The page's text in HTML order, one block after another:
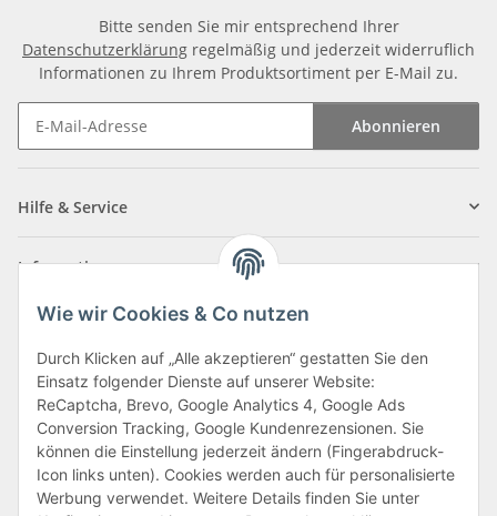
Wie wir Cookies & Co nutzen
Durch Klicken auf „Alle akzeptieren“ gestatten Sie den
Einsatz folgender Dienste auf unserer Website:
ReCaptcha, Brevo, Google Analytics 4, Google Ads
Conversion Tracking, Google Kundenrezensionen. Sie
können die Einstellung jederzeit ändern (Fingerabdruck-
Icon links unten). Cookies werden auch für personalisierte
Werbung verwendet. Weitere Details finden Sie unter
Bitte senden Sie mir entsprechend Ihrer
Datenschutzerklärung regelmäßig und jederzeit widerruflich
Informationen zu Ihrem Produktsortiment per E-Mail zu.
Abonnieren
Hilfe & Service
Informationen
Zahlungsarten